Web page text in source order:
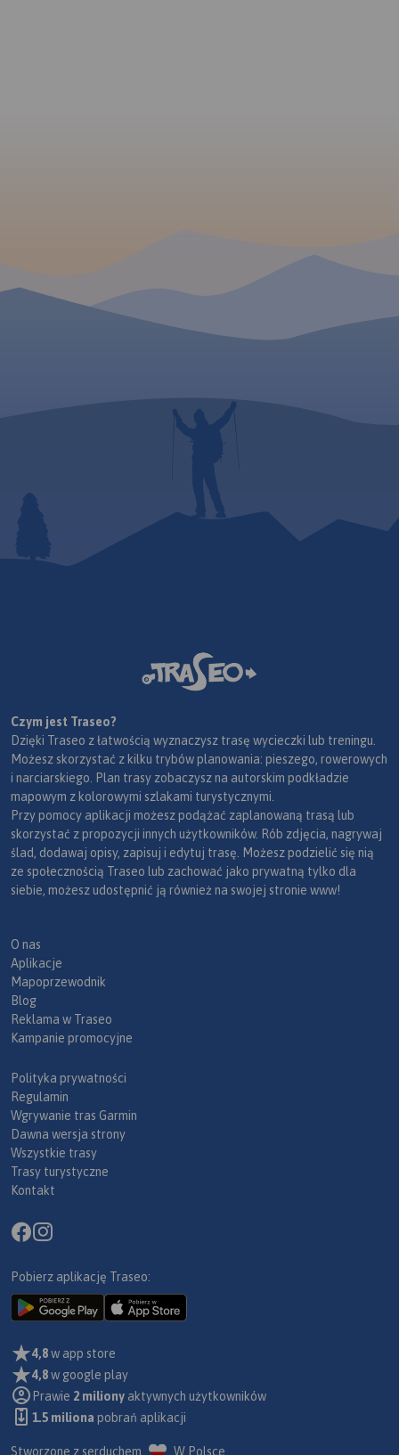
Czym jest Traseo?
Dzięki Traseo z łatwością wyznaczysz trasę wycieczki lub treningu.
Możesz skorzystać z kilku trybów planowania: pieszego, rowerowych
i narciarskiego. Plan trasy zobaczysz na autorskim podkładzie
mapowym z kolorowymi szlakami turystycznymi.
Przy pomocy aplikacji możesz podążać zaplanowaną trasą lub
skorzystać z propozycji innych użytkowników. Rób zdjęcia, nagrywaj
ślad, dodawaj opisy, zapisuj i edytuj trasę. Możesz podzielić się nią
ze społecznością Traseo lub zachować jako prywatną tylko dla
siebie, możesz udostępnić ją również na swojej stronie www!
O nas
Aplikacje
Mapoprzewodnik
Blog
Reklama w Traseo
Kampanie promocyjne
Polityka prywatności
Regulamin
Wgrywanie tras Garmin
Dawna wersja strony
Wszystkie trasy
Trasy turystyczne
Kontakt
Pobierz aplikację Traseo:
4,8w app store
4,8w google play
Prawie 2 miliony aktywnych użytkowników
1.5 miliona pobrań aplikacji
Stworzone z serduchem W Polsce